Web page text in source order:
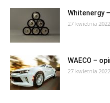
Whitenergy
27 kwietnia 2022
WAECO –
27 kwietnia 2022